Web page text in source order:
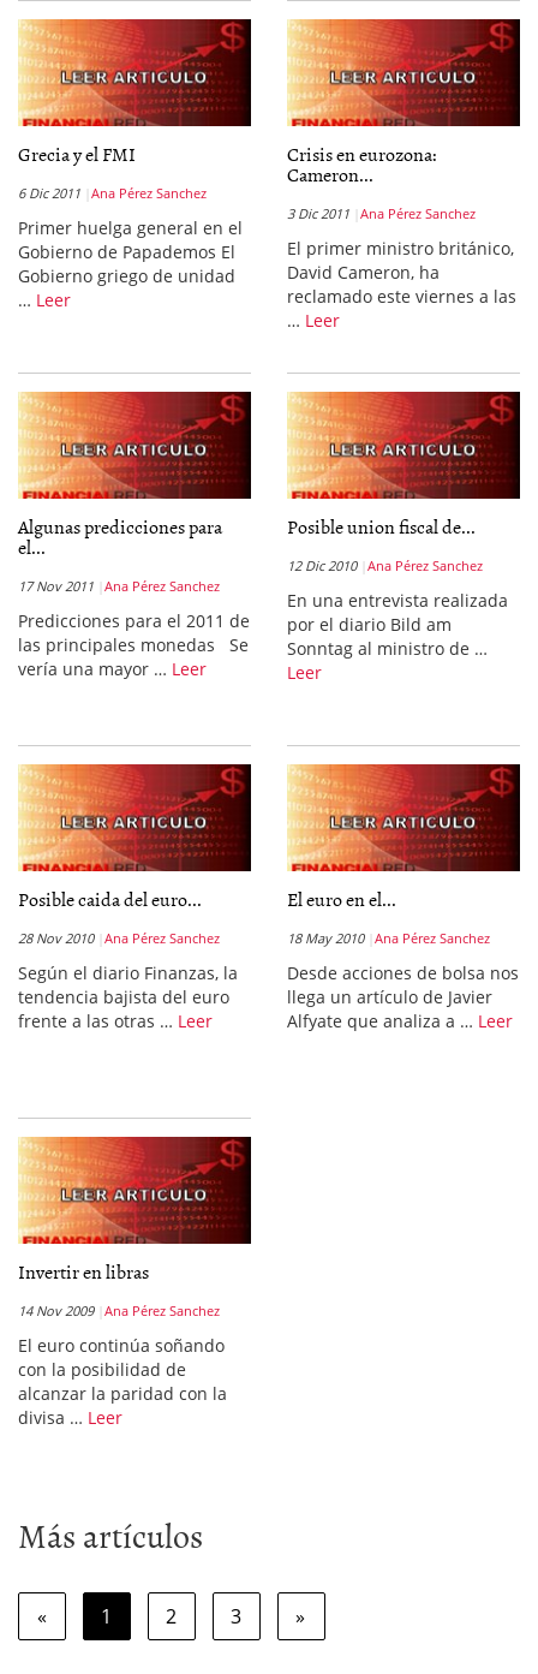
Grecia y el FMI
6 Dic 2011 Ana Pérez Sanchez
Primer huelga general en el
Gobierno de Papademos El
Gobierno griego de unidad
… Leer
Crisis en eurozona:
Cameron...
3 Dic 2011 Ana Pérez Sanchez
El primer ministro británico,
David Cameron, ha
reclamado este viernes a las
… Leer
Algunas predicciones para
el...
17 Nov 2011 Ana Pérez Sanchez
Predicciones para el 2011 de
las principales monedas Se
vería una mayor … Leer
Posible union fiscal de...
12 Dic 2010 Ana Pérez Sanchez
En una entrevista realizada
por el diario Bild am
Sonntag al ministro de …
Leer
Posible caida del euro...
28 Nov 2010 Ana Pérez Sanchez
Según el diario Finanzas, la
tendencia bajista del euro
frente a las otras … Leer
El euro en el...
18 May 2010 Ana Pérez Sanchez
Desde acciones de bolsa nos
llega un artículo de Javier
Alfyate que analiza a … Leer
Invertir en libras
14 Nov 2009 Ana Pérez Sanchez
El euro continúa soñando
con la posibilidad de
alcanzar la paridad con la
divisa … Leer
Más artículos
« 1 2 3 »